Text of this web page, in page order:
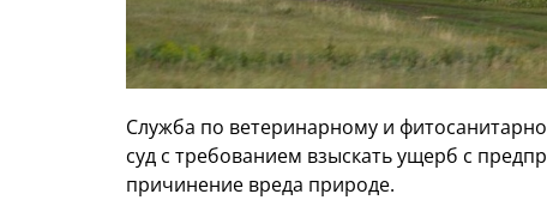
Служба по ветеринарному и
суд с требованием взыскать ущерб с
причинение вреда природе.